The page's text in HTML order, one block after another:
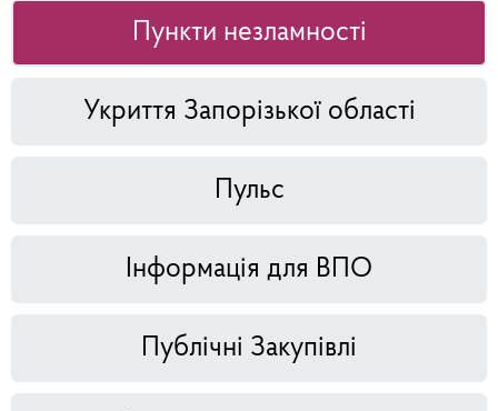
Пункти незламності
Укриття Запорізької області
Пульс
Інформація для ВПО
Публічні Закупівлі